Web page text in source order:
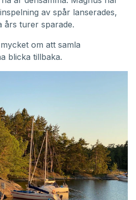
av spår lanserades,
års turer sparade.
om att samla
blicka tillbaka.